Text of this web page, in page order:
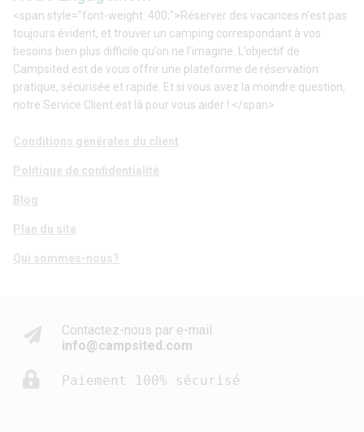
<span style="font-weight: 400;">Réserver des vacances n’est pas
toujours évident, et trouver un camping correspondant à vos
besoins bien plus difficile qu’on ne l’imagine. L’objectif de
Campsited est de vous offrir une plateforme de réservation
pratique, sécurisée et rapide. Et si vous avez la moindre question,
notre Service Client est là pour vous aider ! </span>
Conditions générales du client
Politique de confidentialité
Blog
Plan du site
Qui sommes-nous?
Contactez-nous par e-mail
info@campsited.com
Paiement 100% sécurisé